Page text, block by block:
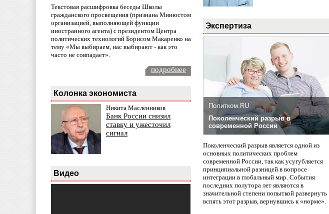
Текстовая расшифровка беседы Школы
гражданского просвещения (признана Минюстом
организацией, выполняющей функции
иностранного агента) с президентом Центра
политических технологий Борисом Макаренко на
тему «Мы выбираем, нас выбирают - как это
часто не совпадает».
подробнее
Колонка экономиста
Никита Масленников
Банк России снизил
ставку и ужесточил
сигнал
Видео
Экспертиза
Политком.RU
Поколенческий разрыв в
современной России
Поколенческий разрыв является одной из
основных политических проблем
современной России, так как усугубляется
принципиальной разницей в вопросе
интеграции в глобальный мир. События
последних полутора лет являются в
значительной степени попыткой развернуть
вспять этот разрыв, вернувшись к «норме».